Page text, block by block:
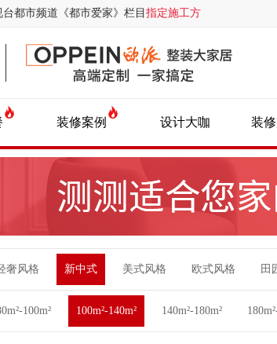
都市频道《都市爱家》栏目 指定施工方
装修案例 设计大咖 装
奢风格 新中式 美式风格 欧式风格 田
100m² 100m²-140m² 140m²-180m²